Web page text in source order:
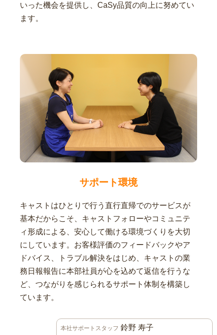
いった機会を提供し、CaSy品質の向上に努めてい
ます。
サポート環境
キャストはひとりで行う直行直帰でのサービスが
基本だからこそ、キャストフォローやコミュニテ
ィ形成による、安心して働ける環境づくりを大切
にしています。お客様評価のフィードバックやア
ドバイス、トラブル解決をはじめ、キャストの業
務日報報告に本部社員が心を込めて返信を行うな
ど、つながりを感じられるサポート体制を構築し
ています。
本社サポートスタッフ 鈴野 寿子